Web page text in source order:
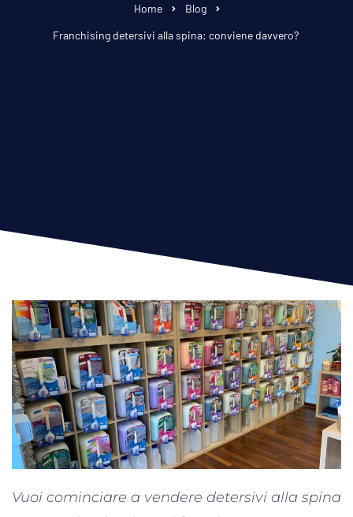
Home
Blog
Franchising detersivi alla spina: conviene davvero?
Vuoi cominciare a vendere detersivi alla spina